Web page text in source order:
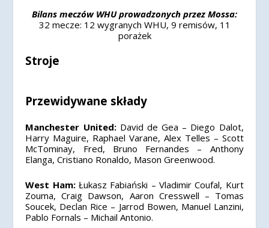
Bilans meczów WHU prowadzonych przez Mossa:
32 mecze: 12 wygranych WHU, 9 remisów, 11
porażek
Stroje
Przewidywane składy
Manchester United: David de Gea – Diego Dalot,
Harry Maguire, Raphael Varane, Alex Telles – Scott
McTominay, Fred, Bruno Fernandes – Anthony
Elanga, Cristiano Ronaldo, Mason Greenwood.
West Ham:Łukasz Fabiański – Vladimir Coufal, Kurt
Zouma, Craig Dawson, Aaron Cresswell – Tomas
Soucek, Declan Rice – Jarrod Bowen, Manuel Lanzini,
Pablo Fornals – Michail Antonio.